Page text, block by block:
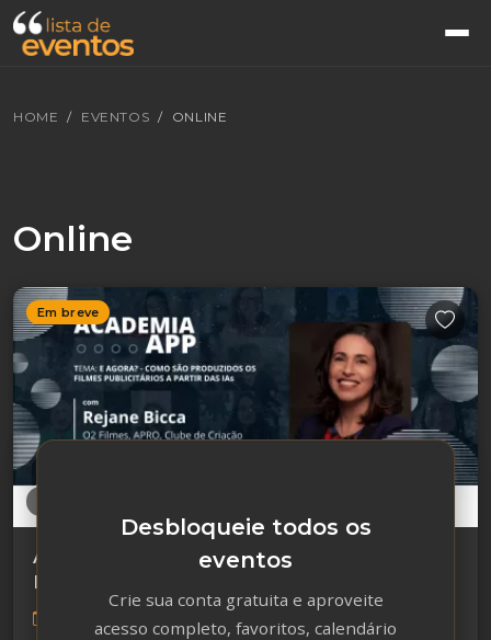
HOME EVENTOS ONLINE
Online
Em breve
Academia APP 2026 - Agosto com Rejane
Bicca - Online
11 de agosto de 2026
Desbloqueie todos os
eventos
Crie sua conta gratuita e aproveite
acesso completo, favoritos, calendário